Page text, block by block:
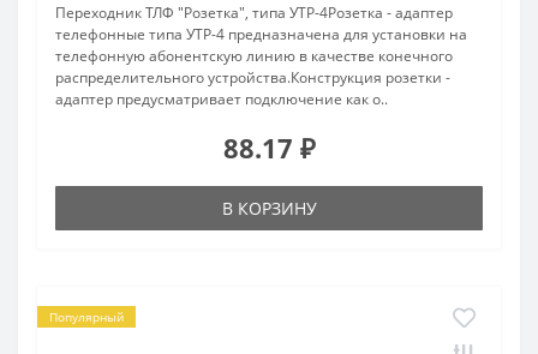
Переходник ТЛФ "Розетка", типа УТР-4Розетка - адаптер
телефонные типа УТР-4 предназначена для установки на
телефонную абонентскую линию в качестве конечного
распределительного устройства.Конструкция розетки -
адаптер предусматривает подключение как о..
88.17 ₽
В КОРЗИНУ
Популярный